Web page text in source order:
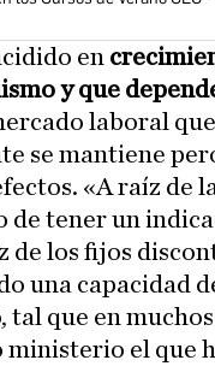
en
y que
laboral que
se mantiene
«A raíz de
de tener un
de los fijos
una capacidad
tal que en muchos
ministerio el que